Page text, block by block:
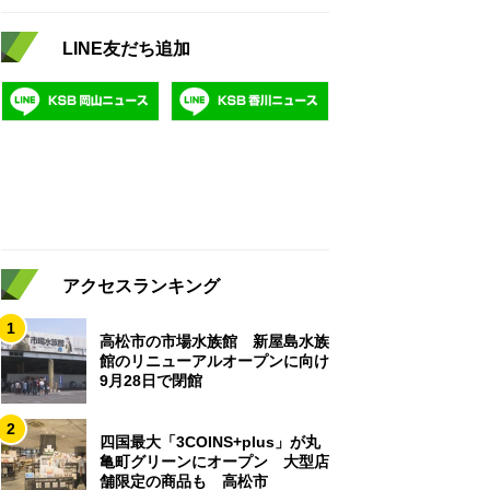
LINE友だち追加
アクセスランキング
1
高松市の市場水族館 新屋島水族
館のリニューアルオープンに向け
9月28日で閉館
2
四国最大「3COINS+plus」が丸
亀町グリーンにオープン 大型店
舗限定の商品も 高松市